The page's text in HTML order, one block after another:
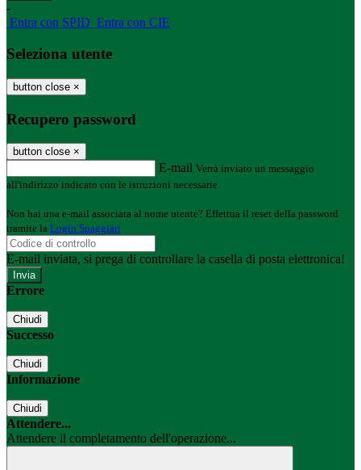
-
Entra con SPID Entra con CIE
Seleziona utente
button close ×
Recupero password
button close ×
E-mail Verrà inviato un messaggio
all'indirizzo indicato con le istruzioni necessarie.
Non hai una e-mail associata al nome utente? Effettua il reset della password
tramite la Login Spaggiari
E-mail inviata, si prega di controllare la casella di posta elettronica!
Errore
Chiudi
Successo
Chiudi
Informazione
Chiudi
Attendere...
Attendere il completamento dell'operazione...